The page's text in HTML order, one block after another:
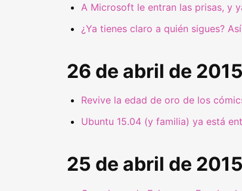
A Microsoft le entran las prisas, y
¿Ya tienes claro a quién sigues?
26 de abril de 2015
Revive la edad de oro de los
Ubuntu 15.04 (y familia) ya está
25 de abril de 2015